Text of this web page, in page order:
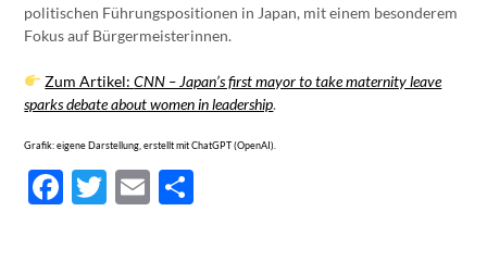
politischen Führungspositionen in Japan, mit einem besonderem
Fokus auf Bürgermeisterinnen.
Zum Artikel:CNN – Japan’s first mayor to take maternity leave
sparks debate about women in leadership.
Grafik: eigene Darstellung, erstellt mit ChatGPT (OpenAI).
Facebook
Twitter
Email